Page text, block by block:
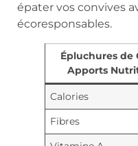
épater vos convives
écoresponsables.
Épluchures de
Apports
Calories
Fibres